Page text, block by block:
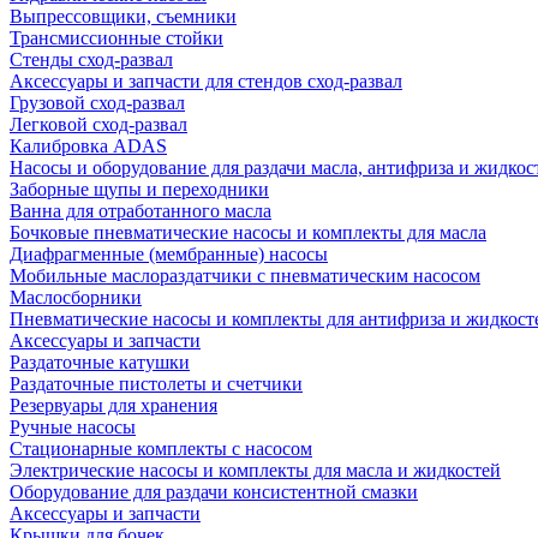
Выпрессовщики, съемники
Трансмиссионные стойки
Стенды сход-развал
Аксессуары и запчасти для стендов сход-развал
Грузовой сход-развал
Легковой сход-развал
Калибровка ADAS
Насосы и оборудование для раздачи масла, антифриза и
Заборные щупы и переходники
Ванна для отработанного масла
Бочковые пневматические насосы и комплекты для масла
Диафрагменные (мембранные) насосы
Мобильные маслораздатчики с пневматическим насосом
Маслосборники
Пневматические насосы и комплекты для антифриза и
Аксессуары и запчасти
Раздаточные катушки
Раздаточные пистолеты и счетчики
Резервуары для хранения
Ручные насосы
Стационарные комплекты с насосом
Электрические насосы и комплекты для масла и жидкостей
Оборудование для раздачи консистентной смазки
Аксессуары и запчасти